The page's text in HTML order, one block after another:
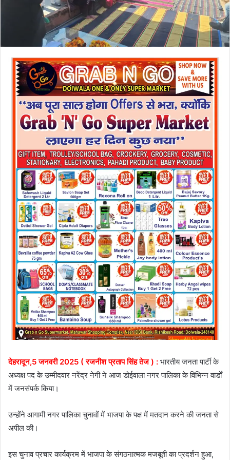
देहरादून,5 जनवरी 2025 ( रजनीश प्रताप सिंह तेज ) : भारतीय जनता पार्टी के
अध्यक्ष पद के उम्मीदवार नरेंद्र नेगी ने आज डोईवाला नगर पालिका के विभिन्न वार्डों
में जनसंपर्क किया।
उन्होंने आगामी नगर पालिका चुनावों में भाजपा के पक्ष में मतदान करने की जनता से
अपील की।
इस चुनाव प्रचार कार्यक्रम में भाजपा के संगठनात्मक मजबूती का प्रदर्शन हुआ,